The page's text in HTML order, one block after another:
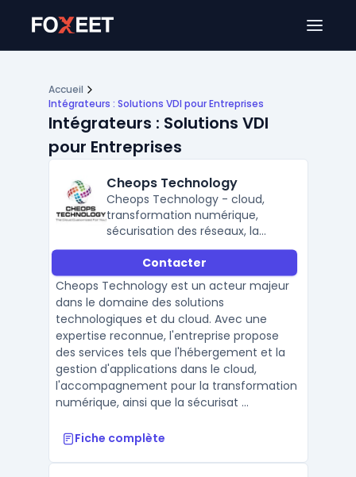
Accueil
Intégrateurs : Solutions VDI pour Entreprises
Intégrateurs : Solutions VDI
pour Entreprises
Cheops Technology
Cheops Technology - cloud,
transformation numérique,
sécurisation des réseaux, la
modernisation technologique &
cybersécurité.
Contacter
Cheops Technology est un acteur majeur
dans le domaine des solutions
technologiques et du cloud. Avec une
expertise reconnue, l'entreprise propose
des services tels que l'hébergement et la
gestion d'applications dans le cloud,
l'accompagnement pour la transformation
numérique, ainsi que la sécurisat ...
Fiche complète